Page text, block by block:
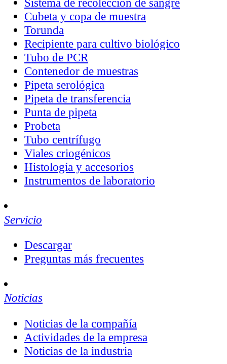
Cubeta y copa de muestra
Torunda
Recipiente para cultivo biológico
Tubo de PCR
Contenedor de muestras
Pipeta serológica
Pipeta de transferencia
Punta de pipeta
Probeta
Tubo centrífugo
Viales criogénicos
Histología y accesorios
Instrumentos de laboratorio
Servicio
Descargar
Preguntas más frecuentes
Noticias
Noticias de la compañía
Actividades de la empresa
Noticias de la industria